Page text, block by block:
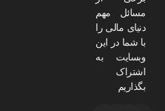
مسائل مهم
دنیای مالی را
با شما در این
وبسایت به
اشتراک
بگذاریم